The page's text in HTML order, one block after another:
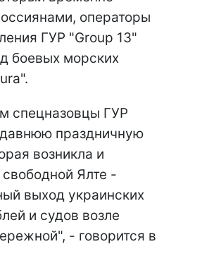
операторы
ГУР "Group 13"
боевых морских
спецназовцы ГУР
праздничную
возникла и
Ялте -
выход украинских
и судов возле
- говорится в